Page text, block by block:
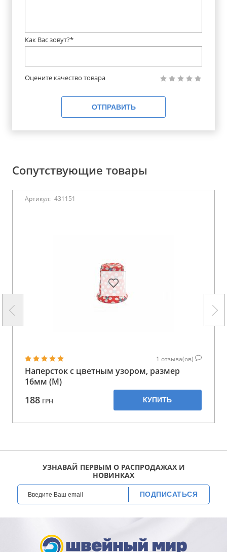
Как Вас зовут?*
Оцените качество товара
ОТПРАВИТЬ
Сопутствующие товары
Артикул: 431151
1 отзыва(ов)
Наперсток с цветным узором, размер
16мм (М)
188 ГРН КУПИТЬ
УЗНАВАЙ ПЕРВЫМ О РАСПРОДАЖАХ И
НОВИНКАХ
ПОДПИСАТЬСЯ